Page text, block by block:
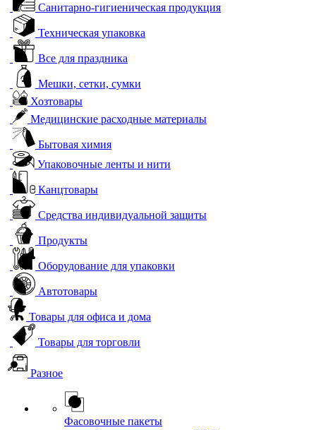
Санитарно-гигиеническая продукция
Техническая упаковка
Все для праздника
Мешки, сетки, сумки
Хозтовары
Медицинские расходные материалы
Бытовая химия
Упаковочные ленты и нити
Канцтовары
Средства индивидуальной защиты
Продукты
Оборудование для упаковки
Автотовары
Товары для офиса и дома
Товары для торговли
Разное
Фасовочные пакеты